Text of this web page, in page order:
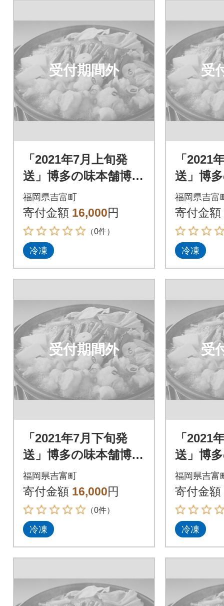
受付期間外
「2021年7月上旬発
送」博多の味本舗博多
もつ鍋黄金のだしぽ
ん酢セットと辛子明
太子500g_吉富町
福岡県吉富町
寄付金額 16,000円
（0件）
冷凍
受
「2021
送」博
もつ鍋
ん酢セ
太子
福岡県吉富
寄付金額
冷凍
受付期間外
「2021年7月下旬発
送」博多の味本舗博多
もつ鍋黄金のだしぽ
ん酢セットと辛子明
太子500g_吉富町
福岡県吉富町
寄付金額 16,000円
（0件）
冷凍
受
「2021
送」博
もつ鍋
ん酢セ
太子
福岡県吉富
寄付金額
冷凍